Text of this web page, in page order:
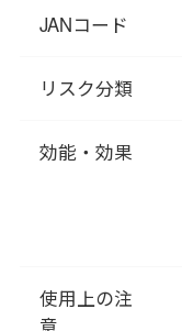
JANコード
リスク分類
効能・効果
使用上の注
意